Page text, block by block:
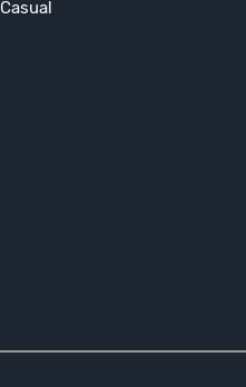
Casual